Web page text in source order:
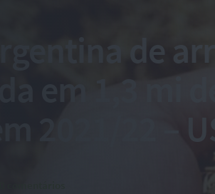
de
em 1,3 mi
2021/22 –